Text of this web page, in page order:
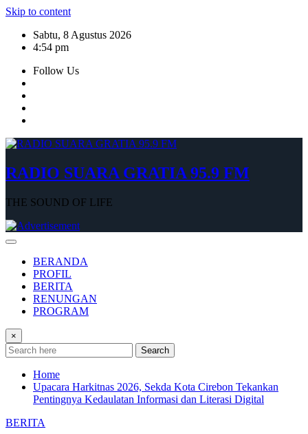
Skip to content
Sabtu, 8 Agustus 2026
4:54 pm
Follow Us
RADIO SUARA GRATIA 95.9 FM
THE SOUND OF LIFE
BERANDA
PROFIL
BERITA
RENUNGAN
PROGRAM
×
Search
Home
Upacara Harkitnas 2026, Sekda Kota Cirebon Tekankan
Pentingnya Kedaulatan Informasi dan Literasi Digital
BERITA